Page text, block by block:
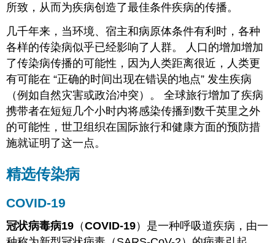
所致，从而为疾病创造了最佳条件疾病的传播。
几千年来，当环境、宿主和病原体条件有利时，各种
各样的传染病似乎已经影响了人群。 人口的增加增加
了传染病传播的可能性，因为人类距离很近，人类更
有可能在 “正确的时间出现在错误的地点” 发生疾病
（例如自然灾害或政治冲突）。 全球旅行增加了疾病
携带者在短短几个小时内将感染传播到数千英里之外
的可能性，世卫组织在国际旅行和健康方面的预防措
施就证明了这一点。
精选传染病
COVID-19
冠状病毒病19 （COVID-19）是一种呼吸道疾病，由一